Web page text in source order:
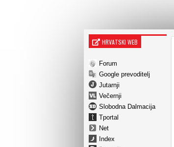
HRVATSKI WEB
Forum
Google prevoditelj
Jutarnji
Večernji
Slobodna Dalmacija
Tportal
Net
Index